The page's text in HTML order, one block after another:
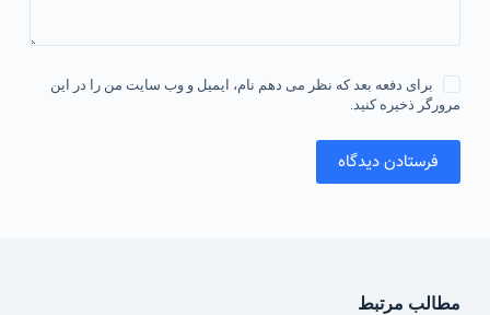
برای دفعه بعد که نظر می دهم نام، ایمیل و وب سایت من را در این
مرورگر ذخیره کنید.
فرستادن دیدگاه
مطالب مرتبط